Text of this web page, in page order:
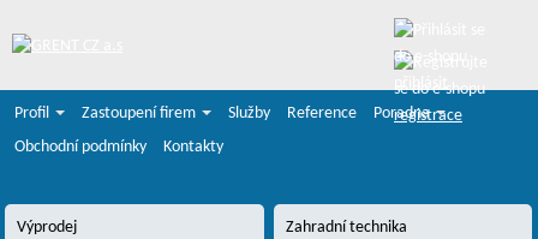
registrace
Profil
Zastoupení firem Služby Reference
Poradna
Obchodní podmínky
Kontakty
Výprodej Zahradní technika